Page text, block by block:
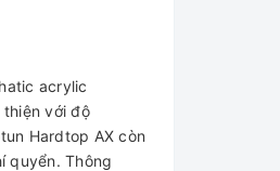
acrylic
thiện với độ
Hardtop AX còn
quyển. Thông